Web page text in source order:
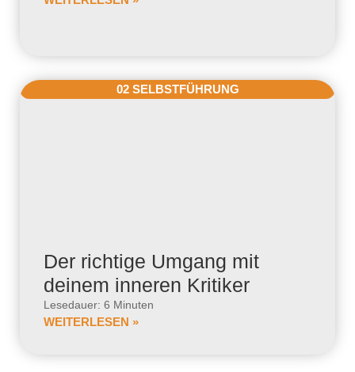
02 SELBSTFÜHRUNG
Der richtige Umgang mit
deinem inneren Kritiker
Lesedauer: 6 Minuten
WEITERLESEN »